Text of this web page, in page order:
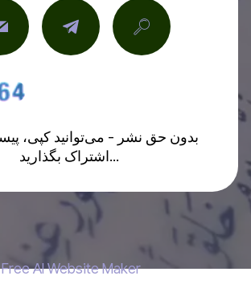
اشتراک بگذارید...
Free AI Website Maker